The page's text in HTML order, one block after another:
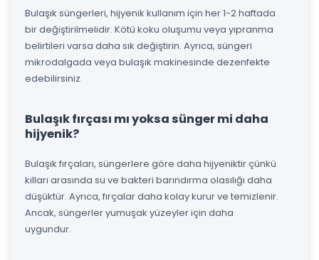
Bulaşık süngerleri, hijyenik kullanım için her 1-2 haftada
bir değiştirilmelidir. Kötü koku oluşumu veya yıpranma
belirtileri varsa daha sık değiştirin. Ayrıca, süngeri
mikrodalgada veya bulaşık makinesinde dezenfekte
edebilirsiniz.
Bulaşık fırçası mı yoksa sünger mi daha
hijyenik?
Bulaşık fırçaları, süngerlere göre daha hijyeniktir çünkü
kılları arasında su ve bakteri barındırma olasılığı daha
düşüktür. Ayrıca, fırçalar daha kolay kurur ve temizlenir.
Ancak, süngerler yumuşak yüzeyler için daha
uygundur.